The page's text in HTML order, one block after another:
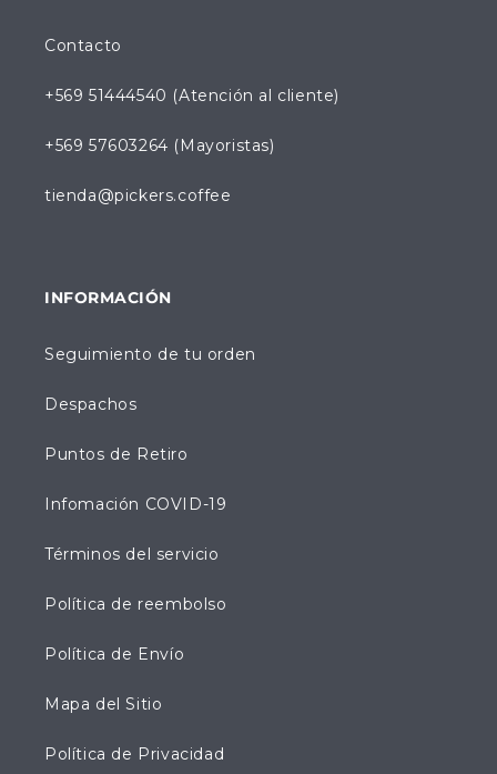
Contacto
+569 51444540 (Atención al cliente)
+569 57603264 (Mayoristas)
tienda@pickers.coffee
INFORMACIÓN
Seguimiento de tu orden
Despachos
Puntos de Retiro
Infomación COVID-19
Términos del servicio
Política de reembolso
Política de Envío
Mapa del Sitio
Política de Privacidad